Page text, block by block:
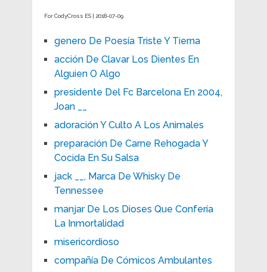
For CodyCross ES | 2018-07-09
genero De Poesía Triste Y Tierna
acción De Clavar Los Dientes En
Alguien O Algo
presidente Del Fc Barcelona En 2004,
Joan __
adoración Y Culto A Los Animales
preparación De Carne Rehogada Y
Cocida En Su Salsa
jack __, Marca De Whisky De
Tennessee
manjar De Los Dioses Que Confería
La Inmortalidad
misericordioso
compañía De Cómicos Ambulantes